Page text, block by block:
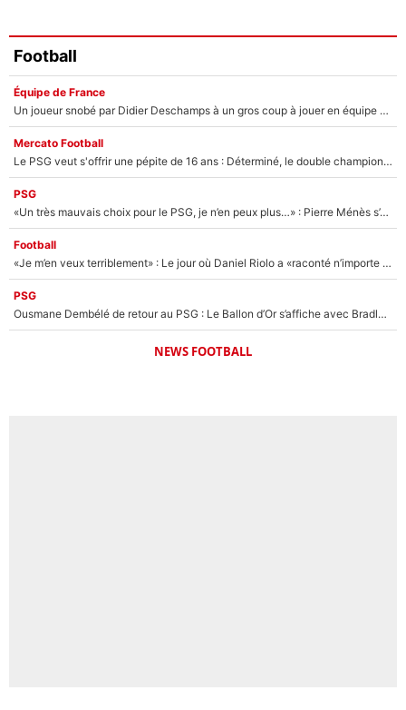
Football
Équipe de France
Un joueur snobé par Didier Deschamps à un gros coup à jouer en équipe de France : Zinedine Zidane a trouvé son numéro 9 ?
Mercato Football
Le PSG veut s'offrir une pépite de 16 ans : Déterminé, le double champion d'Europe en titre est prêt à lâcher 40M€ pour celui que l'on compare déjà à Vinicius Jr !
PSG
«Un très mauvais choix pour le PSG, je n’en peux plus…» : Pierre Ménès s’est complètement trompé avec Luis Enrique et ces déclarations le prouvent !
Football
«Je m’en veux terriblement» : Le jour où Daniel Riolo a «raconté n’importe quoi» dans l'After Foot !
PSG
Ousmane Dembélé de retour au PSG : Le Ballon d’Or s’affiche avec Bradley Barcola en plein cœur du feuilleton sur son départ !
NEWS FOOTBALL